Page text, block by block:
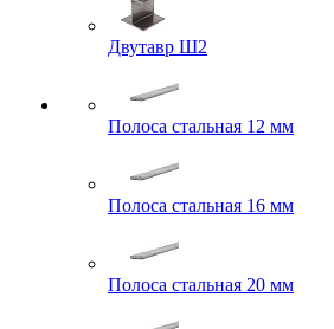
Двутавр Ш2
Полоса стальная 12 мм
Полоса стальная 16 мм
Полоса стальная 20 мм